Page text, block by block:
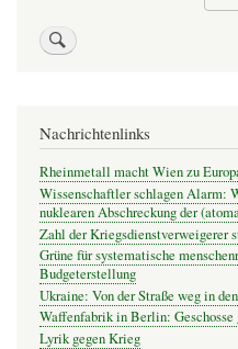
Nachrichtenlinks
Rheinmetall macht Wien zu
Wissenschaftler schlagen Alarm:
nuklearen Abschreckung der
Zahl der Kriegsdienstverweigerer
Grüne für systematische
Budgeterstellung
Ukraine: Von der Straße weg in
Waffenfabrik in Berlin: Geschosse
Lyrik gegen Krieg